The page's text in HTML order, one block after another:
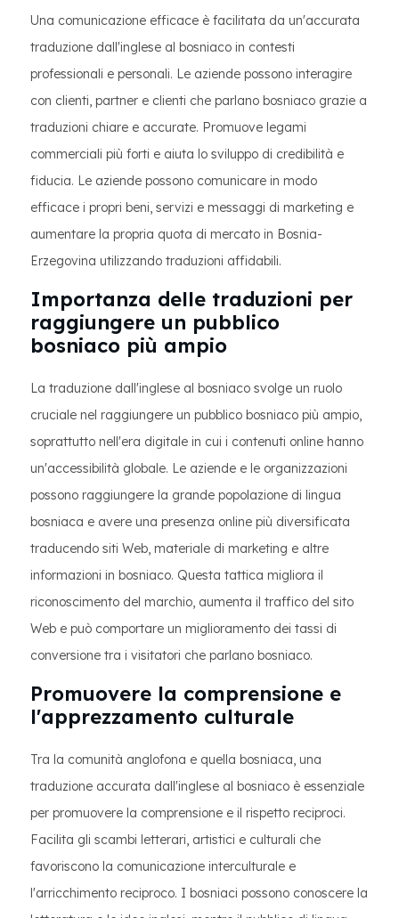
Una comunicazione efficace è facilitata da un'accurata
traduzione dall'inglese al bosniaco in contesti
professionali e personali. Le aziende possono interagire
con clienti, partner e clienti che parlano bosniaco grazie a
traduzioni chiare e accurate. Promuove legami
commerciali più forti e aiuta lo sviluppo di credibilità e
fiducia. Le aziende possono comunicare in modo
efficace i propri beni, servizi e messaggi di marketing e
aumentare la propria quota di mercato in Bosnia-
Erzegovina utilizzando traduzioni affidabili.
Importanza delle traduzioni per
raggiungere un pubblico
bosniaco più ampio
La traduzione dall'inglese al bosniaco svolge un ruolo
cruciale nel raggiungere un pubblico bosniaco più ampio,
soprattutto nell'era digitale in cui i contenuti online hanno
un'accessibilità globale. Le aziende e le organizzazioni
possono raggiungere la grande popolazione di lingua
bosniaca e avere una presenza online più diversificata
traducendo siti Web, materiale di marketing e altre
informazioni in bosniaco. Questa tattica migliora il
riconoscimento del marchio, aumenta il traffico del sito
Web e può comportare un miglioramento dei tassi di
conversione tra i visitatori che parlano bosniaco.
Promuovere la comprensione e
l'apprezzamento culturale
Tra la comunità anglofona e quella bosniaca, una
traduzione accurata dall'inglese al bosniaco è essenziale
per promuovere la comprensione e il rispetto reciproci.
Facilita gli scambi letterari, artistici e culturali che
favoriscono la comunicazione interculturale e
l'arricchimento reciproco. I bosniaci possono conoscere la